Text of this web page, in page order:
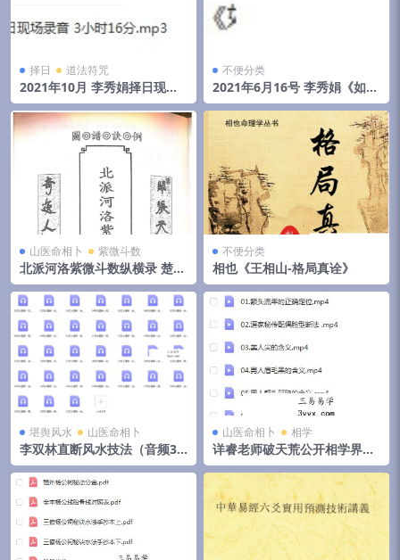
择日 道法符咒
2021年10月 李秀娟择日现场
录音 3小时16分
不便分类
2021年6月16号 李秀娟《如何
斗太岁》弟子班面授课
山医命相卜 紫微斗数
北派河洛紫微斗数纵横录 楚天
云阔
不便分类
相也《王相山-格局真诠》
堪舆风水 山医命相卜
李双林直断风水技法（音频31
集）
山医命相卜 相学
详睿老师破天荒公开相学界不
传之秘法